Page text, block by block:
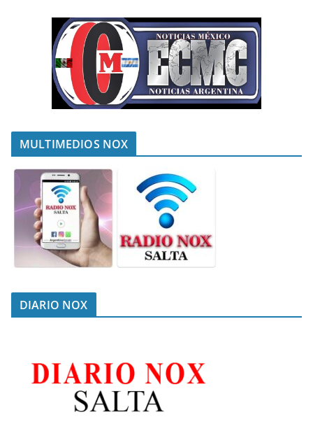
MULTIMEDIOS NOX
DIARIO NOX